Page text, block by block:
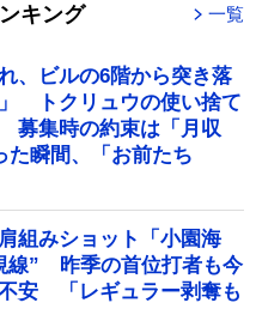
キング 一覧
、ビルの6階から突き落
トクリュウの使い捨て
募集時の約束は「月収
た瞬間、「お前たち
組みショット「小園海
線” 昨季の首位打者も今
安 「レギュラー剥奪も